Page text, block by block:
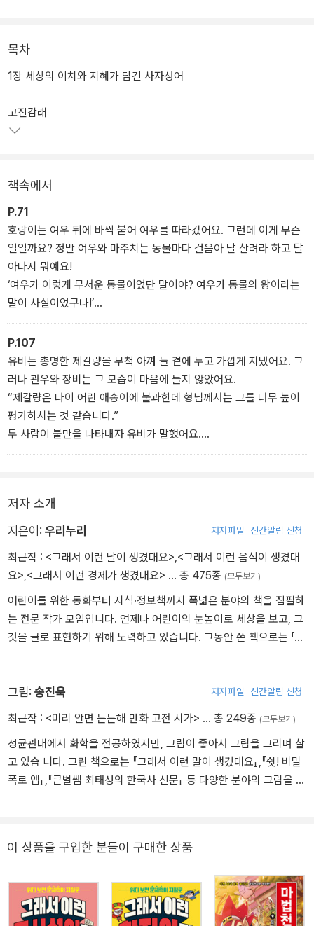
을 때 사자성어를 사용하지요. 그런데 사자성어는 낯선 한자가 많이
용하면 오해가 생길 수도 있고요. 『그래서 이런 사자성어가 생겼대
려 주기 때문에 사자성어의 뜻과 쓰임을 자연스럽게 익힐 수 있어요.
한 번만 읽어도 머릿속에 쏙쏙 들어오기 때문에 사자성어를 실생활에
사자성어를 즐겁게 배우고 싶은 초등학생부터 아이의 어휘력과 한자
실력을 키워 주고 싶은 부모님, 어휘 관련 알찬 학습자료를 찾고 있는
선생님 모두에게 이 책을 추천합니다.
목차
1장 세상의 이치와 지혜가 담긴 사자성어
고진감래
책속에서
P.71
호랑이는 여우 뒤에 바싹 붙어 여우를 따라갔어요. 그런데 이게 무슨
일일까요? 정말 여우와 마주치는 동물마다 걸음아 날 살려라 하고 달
아나지 뭐예요!
‘여우가 이렇게 무서운 동물이었단 말이야? 여우가 동물의 왕이라는
말이 사실이었구나!’
호랑이는 어리석게도 여우의 말을 진짜로 믿고 말았어요. 사실 동물
들이 도망친 이유는 여우 뒤에서 따라오는 호랑이 때문이었는데 말이
죠.
이 이야기에서 여우 호(狐), 빌릴 가(假), 범 호(虎), 위엄 위(威) 자
를 쓰는 ‘호가호위’가 비롯되었어요. 여우가 호랑이의 위엄을 빌린다
는 뜻으로, 남의 권세를 빌려 으스대는 사람을 비꼴 때 사용하는 말이
랍니다.
P.107
유비는 총명한 제갈량을 무척 아껴 늘 곁에 두고 가깝게 지냈어요. 그
러나 관우와 장비는 그 모습이 마음에 들지 않았어요.
“제갈량은 나이 어린 애송이에 불과한데 형님께서는 그를 너무 높이
평가하시는 것 같습니다.”
두 사람이 불만을 나타내자 유비가 말했어요.
“내가 제갈량을 얻은 것은 물고기가 물을 얻은 것과 같다네. 그러니
다시는 불평하지 않았다고 합니다.
‘수어지교’는 바로 이 이야기에서 비롯되었어요. 물 수(水), 물고기 어
면 살 수 없는 물고기와 물의 관계를 뜻해요. 매우 친하여 떨어질 수
없는 사이를 비유하는 말이지요.
저자 소개
지은이: 우리누리 저자파일 신간알림 신청
최근작 : <그래서 이런 날이 생겼대요> <그래서 이런 음식이 생겼대
요> <그래서 이런 경제가 생겼대요> … 총 475종 (모두보기)
어린이를 위한 동화부터 지식·정보책까지 폭넓은 분야의 책을 집필하
는 전문 작가 모임입니다. 언제나 어린이의 눈높이로 세상을 보고, 그
것을 글로 표현하기 위해 노력하고 있습니다. 그동안 쓴 책으로는 「오
생겼대요」 시리즈는 우리누리의 대표작입니다. 이 책을 읽고 어린이
그림: 송진욱 저자파일 신간알림 신청
최근작 : <미리 알면 든든해 만화 고전 시가> … 총 249종 (모두보기)
성균관대에서 화학을 전공하였지만, 그림이 좋아서 그림을 그리며 살
고 있습 니다. 그린 책으로는 『그래서 이런 말이 생겼대요』,『쉿! 비밀
폭로 앱』,『큰별쌤 최태성의 한국사 신문』 등 다양한 분야의 그림을 그
이 상품을 구입한 분들이 구매한 상품